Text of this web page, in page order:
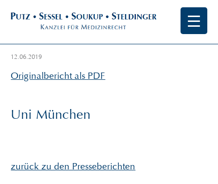
12.06.2019
Originalbericht als PDF
Uni München
zurück zu den Presseberichten